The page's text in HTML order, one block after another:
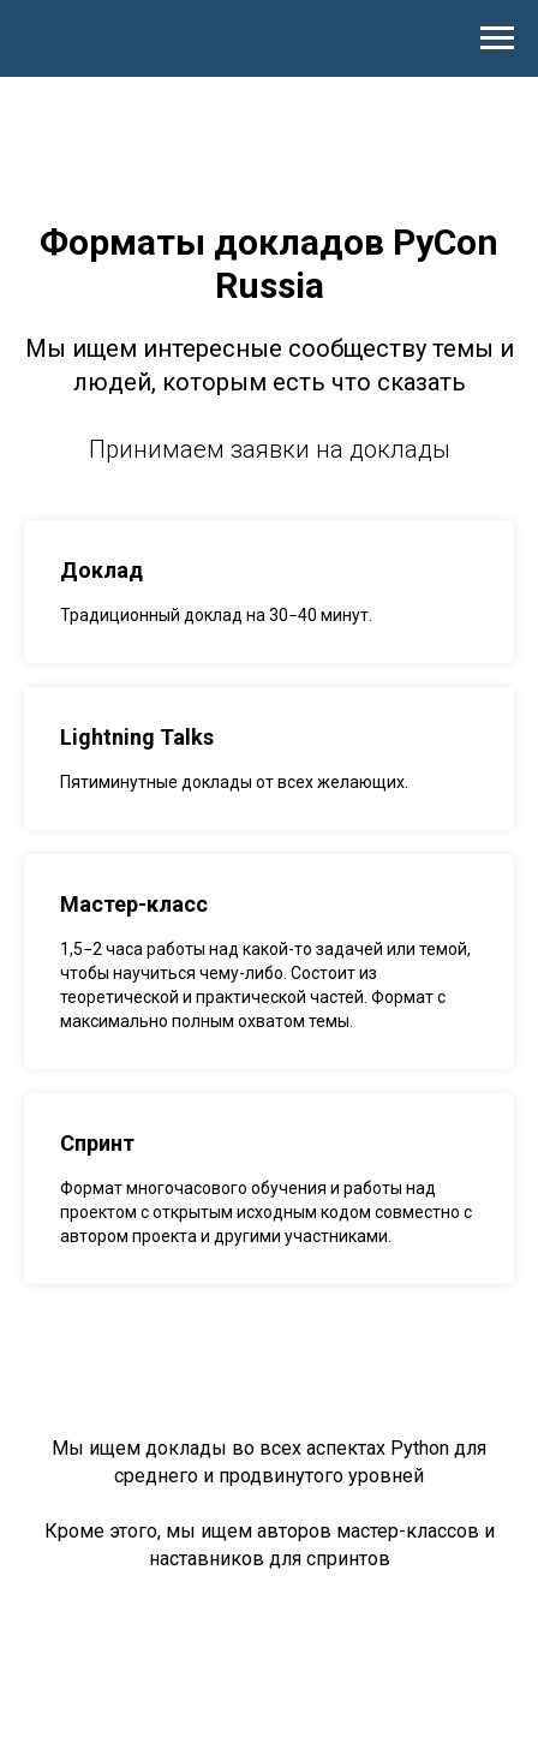
Форматы докладов PyCon
Russia
Мы ищем интересные сообществу темы и
людей, которым есть что сказать
Принимаем заявки на доклады
Доклад
Традиционный доклад на 30−40 минут.
Lightning Talks
Пятиминутные доклады от всех желающих.
Мастер-класс
1,5−2 часа работы над какой-то задачей или темой,
чтобы научиться чему-либо. Состоит из
теоретической и практической частей. Формат с
максимально полным охватом темы.
Спринт
Формат многочасового обучения и работы над
проектом с открытым исходным кодом совместно с
автором проекта и другими участниками.
Мы ищем доклады во всех аспектах Python для
среднего и продвинутого уровней
Кроме этого, мы ищем авторов мастер-классов и
наставников для спринтов